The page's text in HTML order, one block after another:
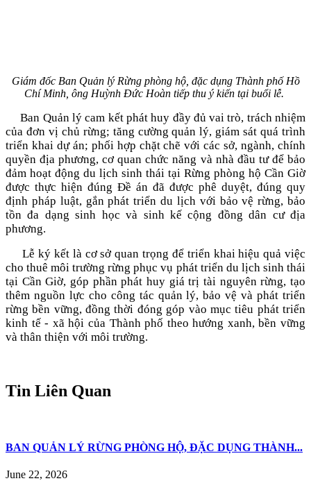
Giám đốc Ban Quản lý Rừng phòng hộ, đặc dụng Thành phố Hồ
Chí Minh, ông Huỳnh Đức Hoàn tiếp thu ý kiến tại buổi lễ.
Ban Quản lý cam kết phát huy đầy đủ vai trò, trách nhiệm
của đơn vị chủ rừng; tăng cường quản lý, giám sát quá trình
triển khai dự án; phối hợp chặt chẽ với các sở, ngành, chính
quyền địa phương, cơ quan chức năng và nhà đầu tư để bảo
đảm hoạt động du lịch sinh thái tại Rừng phòng hộ Cần Giờ
được thực hiện đúng Đề án đã được phê duyệt, đúng quy
định pháp luật, gắn phát triển du lịch với bảo vệ rừng, bảo
tồn đa dạng sinh học và sinh kế cộng đồng dân cư địa
phương.
Lễ ký kết là cơ sở quan trọng để triển khai hiệu quả việc
cho thuê môi trường rừng phục vụ phát triển du lịch sinh thái
tại Cần Giờ, góp phần phát huy giá trị tài nguyên rừng, tạo
thêm nguồn lực cho công tác quản lý, bảo vệ và phát triển
rừng bền vững, đồng thời đóng góp vào mục tiêu phát triển
kinh tế - xã hội của Thành phố theo hướng xanh, bền vững
và thân thiện với môi trường.
Tin Liên Quan
BAN QUẢN LÝ RỪNG PHÒNG HỘ, ĐẶC DỤNG THÀNH...
June 22, 2026